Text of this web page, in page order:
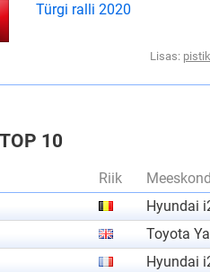
Türgi ralli 2020
Lisas: pistik
10
Riik Meeskond
Hyundai
Toyota
Hyundai